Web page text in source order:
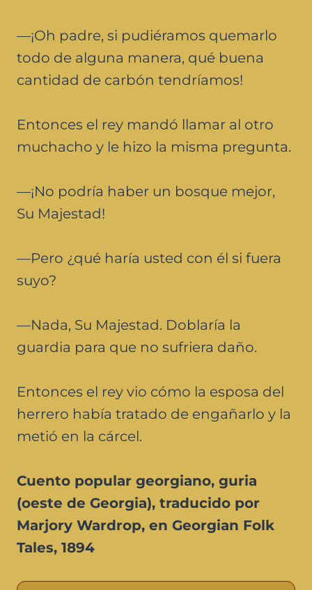
—¡Oh padre, si pudiéramos quemarlo
todo de alguna manera, qué buena
cantidad de carbón tendríamos!
Entonces el rey mandó llamar al otro
muchacho y le hizo la misma pregunta.
—¡No podría haber un bosque mejor,
Su Majestad!
—Pero ¿qué haría usted con él si fuera
suyo?
—Nada, Su Majestad. Doblaría la
guardia para que no sufriera daño.
Entonces el rey vio cómo la esposa del
herrero había tratado de engañarlo y la
metió en la cárcel.
Cuento popular georgiano, guria
(oeste de Georgia), traducido por
Marjory Wardrop, en Georgian Folk
Tales, 1894